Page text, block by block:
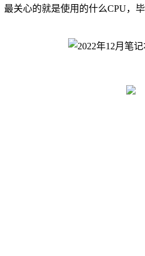
心的就是使用的什么CPU，